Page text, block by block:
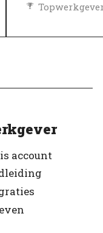
account